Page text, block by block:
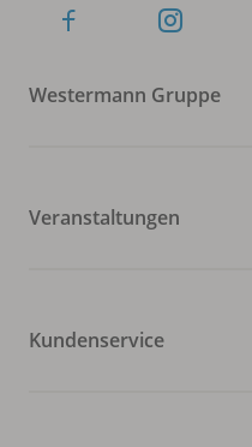
Westermann Gruppe
Veranstaltungen
Kundenservice